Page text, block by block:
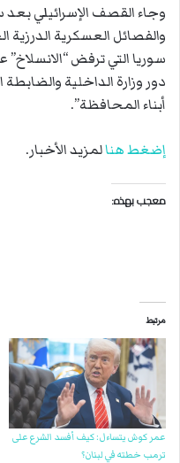
وجاء القصف الإسرائيلي بعد
والفصائل العسكرية الدرزية
سوريا التي ترفض
دور وزارة الداخلية
أبناء المحافظة”.
إضغط هنالمزيد الأخبار.
معجب بهذه:
مرتبط
عمر كوش يتساءل: كيف أفسد الشرع على
ترمب خطته في لبنان؟